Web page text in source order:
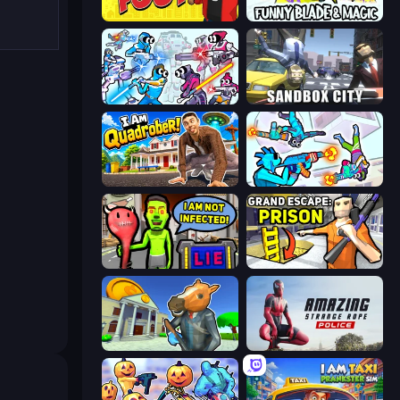
Fury Foot Funny Blade & Magic
Space Wars Battleground Sandbox City
I Am Quadrober! Gravity Arena Shooter
I Am Not Infected! Grand Escape: Prison
Bank Robbery 3 Amazing Strange Rope Police